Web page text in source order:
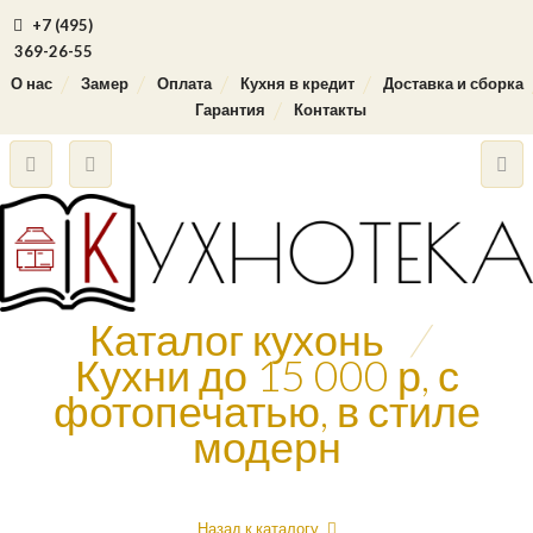
+7 (495)
369-26-55
О нас
Замер Оплата Кухня в кредит
Доставка и сборка
Гарантия
Контакты
Каталог кухонь /
Кухни до 15 000 р, с
фотопечатью, в стиле
модерн
Назад к каталогу